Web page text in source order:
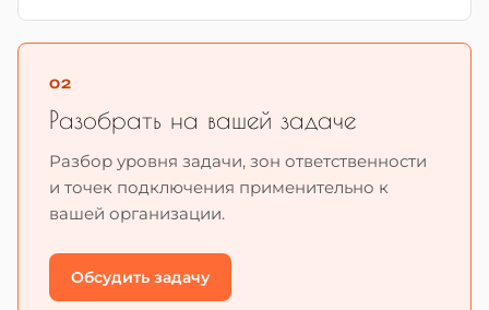
02
Разобрать на вашей задаче
Разбор уровня задачи, зон ответственности
и точек подключения применительно к
вашей организации.
Обсудить задачу